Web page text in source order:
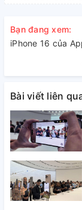
Bạn đang xem:
Bài viết liên